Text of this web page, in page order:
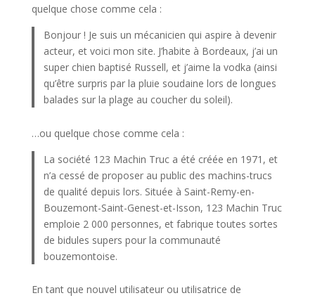
quelque chose comme cela :
Bonjour ! Je suis un mécanicien qui aspire à devenir
acteur, et voici mon site. J’habite à Bordeaux, j’ai un
super chien baptisé Russell, et j’aime la vodka (ainsi
qu’être surpris par la pluie soudaine lors de longues
balades sur la plage au coucher du soleil).
…ou quelque chose comme cela :
La société 123 Machin Truc a été créée en 1971, et
n’a cessé de proposer au public des machins-trucs
de qualité depuis lors. Située à Saint-Remy-en-
Bouzemont-Saint-Genest-et-Isson, 123 Machin Truc
emploie 2 000 personnes, et fabrique toutes sortes
de bidules supers pour la communauté
bouzemontoise.
En tant que nouvel utilisateur ou utilisatrice de